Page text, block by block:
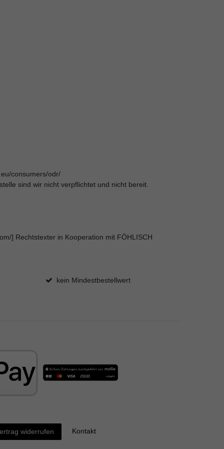
consumers/odr/
sind wir nicht verpflichtet und nicht bereit.
] Rechtstexter in Kooperation mit FÖHLISCH
kein Mindestbestellwert
widerrufen Kontakt